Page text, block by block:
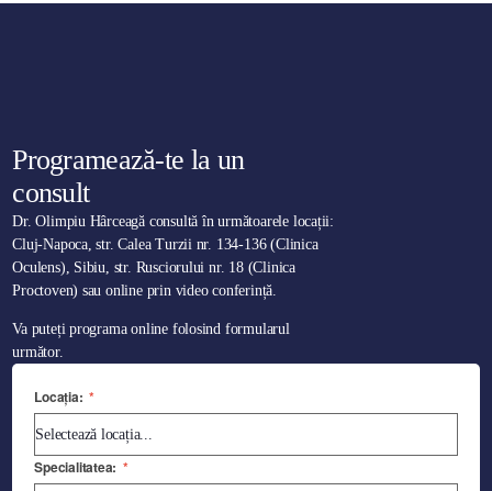
Programează-te la un
consult
Dr. Olimpiu Hârceagă consultă în următoarele locații:
Cluj-Napoca, str. Calea Turzii nr. 134-136 (Clinica
Oculens), Sibiu, str. Rusciorului nr. 18 (Clinica
Proctoven) sau online prin video conferință.
Va puteți programa online folosind formularul
următor.
Locația: *
Specialitatea: *